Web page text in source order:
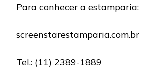
Para conhecer a estamparia:
screenstarestamparia.com.br
Tel.: (11) 2389-1889